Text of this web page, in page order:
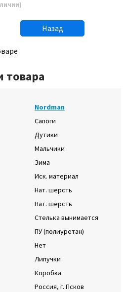
Назад
товара
Nordman
Сапоги
Дутики
Мальчики
Зима
Иск. материал
Нат. шерсть
Нат. шерсть
Стелька вынимается
ПУ (полиуретан)
Нет
Липучки
Коробка
Россия, г. Псков